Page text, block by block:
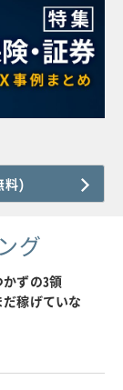
料)
グ
ずの3領
稼げていな